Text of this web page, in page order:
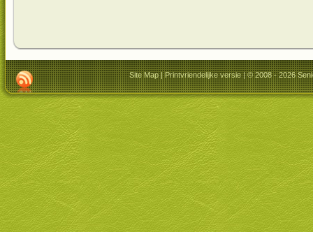
Site Map|Printvriendelijke versie| © 2008 - 2026